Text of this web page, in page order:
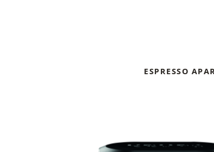
ESPRESSO